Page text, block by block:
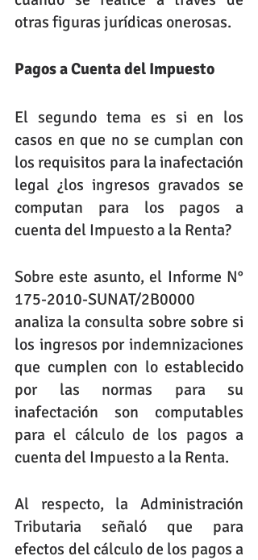
otras figuras jurídicas onerosas.
Pagos a Cuenta del Impuesto
El segundo tema es si en los
casos en que no se cumplan con
los requisitos para la inafectación
legal ¿los ingresos gravados se
computan para los pagos a
cuenta del Impuesto a la Renta?
Sobre este asunto, el Informe N°
175-2010-SUNAT/2B0000
analiza la consulta sobre sobre si
los ingresos por indemnizaciones
que cumplen con lo establecido
por las normas para su
inafectación son computables
para el cálculo de los pagos a
cuenta del Impuesto a la Renta.
Al respecto, la Administración
Tributaria señaló que para
efectos del cálculo de los pagos a